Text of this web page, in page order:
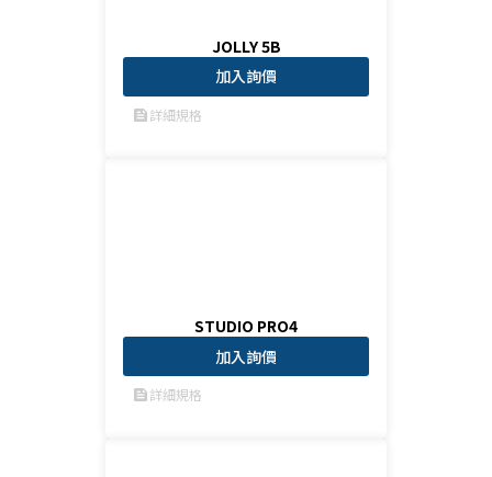
JOLLY 5B
加入詢價
feed詳細規格
STUDIO PRO4
加入詢價
feed詳細規格